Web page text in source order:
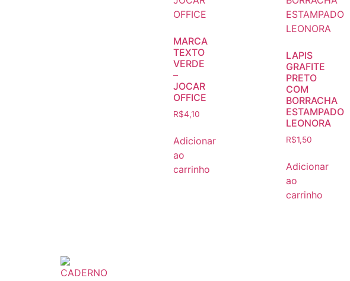
MARCA
TEXTO
VERDE
–
JOCAR
OFFICE
R$4,10
Adicionar
ao
carrinho
LAPIS
GRAFITE
PRETO
COM
BORRACHA
ESTAMPADO
LEONORA
R$1,50
Adicionar
ao
carrinho